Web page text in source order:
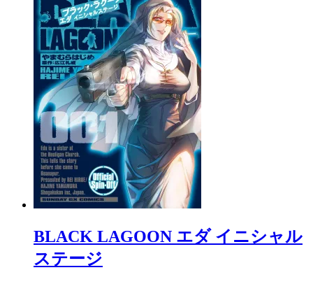
BLACK LAGOON エダ イニシャル
ステージ